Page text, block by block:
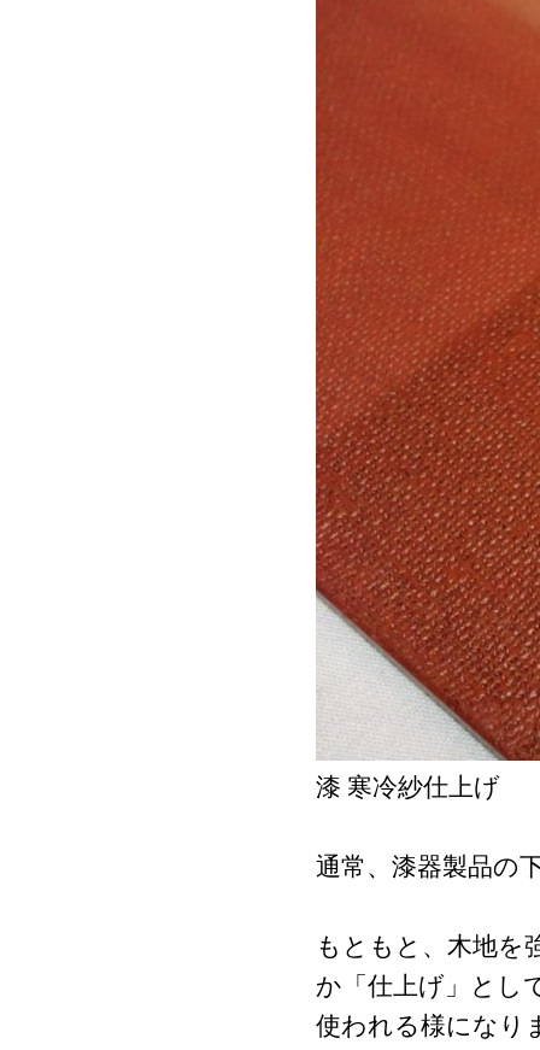
漆 寒冷紗仕上げ
通常、漆器製品の
もともと、木地を
か「仕上げ」とし
使われる様になり